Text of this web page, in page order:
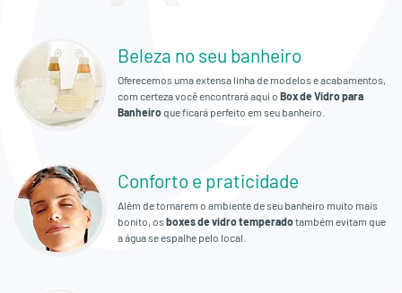
Orçamento
Fale
Conosco
Beleza no seu banheiro
Oferecemos uma extensa linha de modelos e acabamentos,
com certeza você encontrará aqui o Box de Vidro para
Banheiroque ficará perfeito em seu banheiro.
Conforto e praticidade
Além de tornarem o ambiente de seu banheiro muito mais
bonito, os boxes de vidro temperadotambém evitam que
a água se espalhe pelo local.